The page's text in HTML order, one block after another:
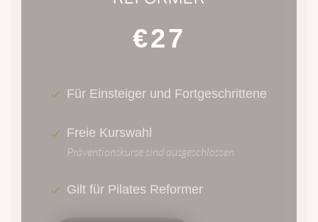
€27
Für Einsteiger und Fortgeschrittene
Freie Kurswahl
Präventionskurse sind ausgeschlossen
Gilt für Pilates Reformer